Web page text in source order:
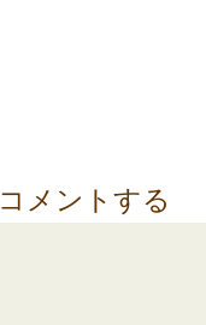
コメントする